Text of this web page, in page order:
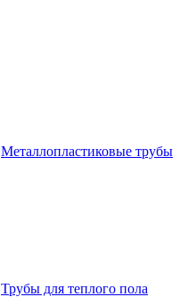
Металлопластиковые трубы
Трубы для теплого пола